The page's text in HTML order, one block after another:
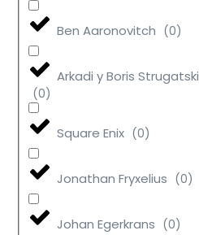
Ben Aaronovitch (0)
Arkadi y Boris Strugatski
(0)
Square Enix (0)
Jonathan Fryxelius (0)
Johan Egerkrans (0)